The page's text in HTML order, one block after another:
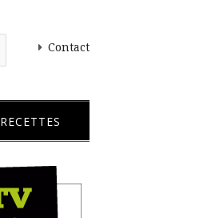
Contact
RECETTES